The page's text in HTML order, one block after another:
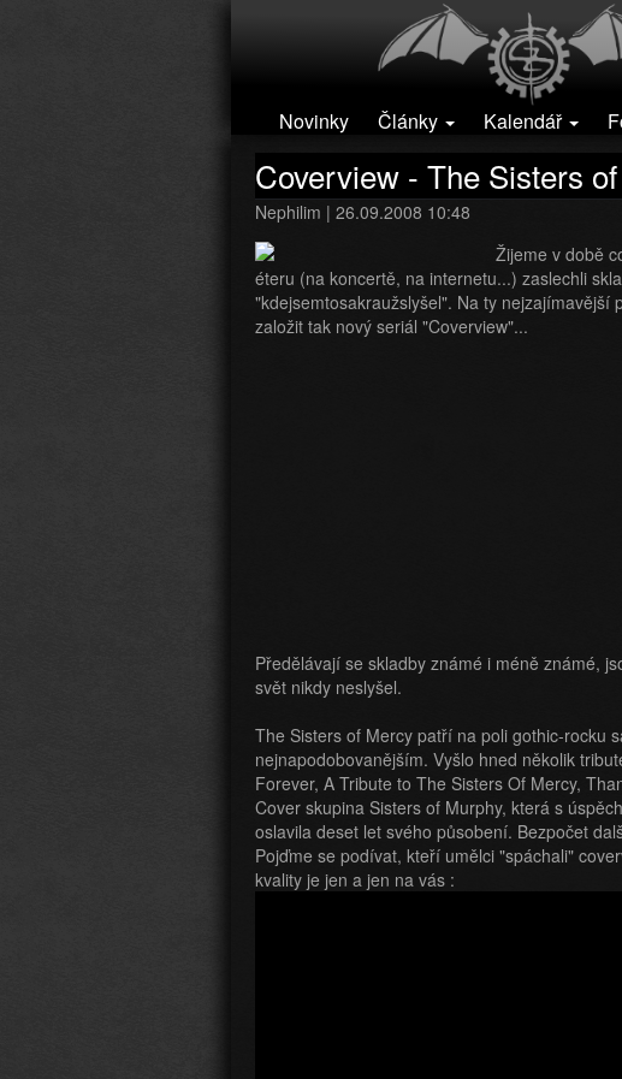
Novinky Články Kalendář
Coverview - The Sisters
Nephilim | 26.09.2008 10:48
Žijeme v době
éteru (na koncertě, na internetu...) zaslechli
"kdejsemtosakraužslyšel". Na ty
založit tak nový seriál "Coverview"...
Předělávají se skladby známé i méně známé,
svět nikdy neslyšel.
The Sisters of Mercy patří na poli gothic-rocku
nejnapodobovanějším. Vyšlo hned několik
Forever, A Tribute to The Sisters Of Mercy,
Cover skupina Sisters of Murphy, která s
oslavila deset let svého působení. Bezpočet
Pojďme se podívat, kteří umělci "spáchali"
kvality je jen a jen na vás :